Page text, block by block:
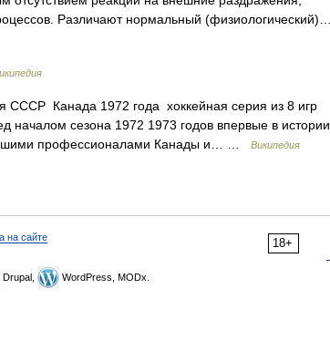
Различают нормальный (физиологический)…
СССР Канада 1972 года хоккейная серия из 8 игр
сезона 1972 1973 годов впервые в истории
профессионалами Канады и… …
Википедия
18+
на сайте
Drupal, WordPress, MODx.